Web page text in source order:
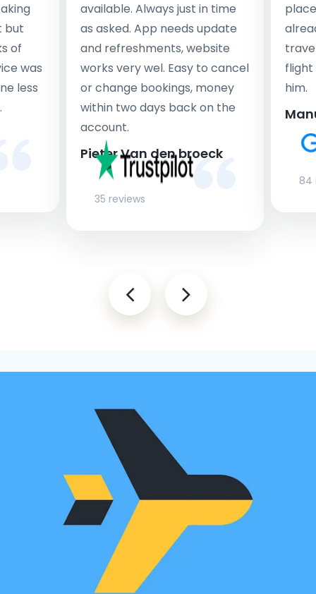
but
of
was
less
available. Always just in time
as asked. App needs update
and refreshments, website
works very wel. Easy to cancel
or change bookings, money
within two days back on the
account.
Pieter Van den broeck
35 reviews
flight
him.
84